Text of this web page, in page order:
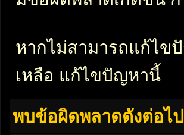
หากไม่สามารถแก้ไข
เหลือ แก้ไขปัญหานี้
พบข้อผิดพลาดดังต่อไ